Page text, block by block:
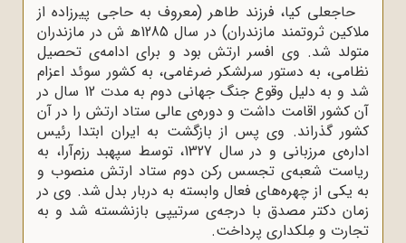
حاجعلی کیا، فرزند طاهر (معروف به حاجى پیرزاده از
ملاکین ثروتمند مازندران) در سال 1285ﻫ ش در مازندران
متولد شد. وى افسر ارتش بود و براى ادامه‌ی تحصیل
نظامى، به دستور سرلشکر ضرغامى، به کشور سوئد اعزام
شد و به دلیل وقوع جنگ جهانى دوم به مدت 12 سال در
آن کشور اقامت داشت و دوره‌ی عالى ستاد ارتش را در آن
کشور گذراند. وى پس از بازگشت به ایران ابتدا رئیس
اداره‌ی مرزبانى و در سال 1327، توسط سپهبد رزم‌آرا، به
ریاست شعبه‌ی تجسس رکن دوم ستاد ارتش منصوب و
به یکى از چهره‌هاى فعال وابسته به دربار بدل شد. وی در
زمان دکتر مصدق با درجه‌ی سرتیپى بازنشسته شد و به
تجارت و مِلکدارى پرداخت.